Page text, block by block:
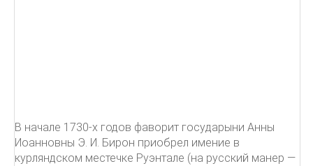
В начале 1730-х годов фаворит государыни Анны
Иоанновны Э. И. Бирон приобрел имение в
курляндском местечке Руэнтале (на русский манер —